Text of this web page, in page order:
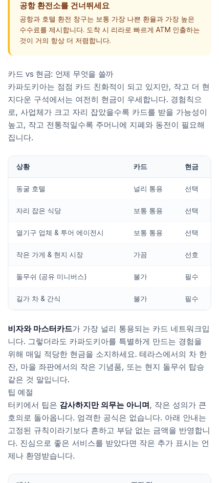
공항 환전소를 건너뛰세요
공항과 호텔 환전 창구는 보통 가장 나쁜 환율과 가장 높은
수수료를 제시합니다. 도착 시 리라로 빠르게 ATM 인출하는
것이 거의 항상 더 저렴합니다.
카드 vs 현금: 언제 무엇을 쓸까
카파도키아는 점점 카드 친화적이 되고 있지만, 작고 더 현
지다운 구석에서는 여전히 현금이 우세합니다. 경험칙으
로, 사업체가 크고 자리 잡았을수록 카드를 받을 가능성이
높고, 작고 전통적일수록 주머니에 지폐와 동전이 필요해
집니다.
상황 카드 현금
동굴 호텔 널리 통용 선택
자리 잡은 식당 보통 통용 선택
열기구 업체 & 투어 에이전시 보통 통용 선택
작은 가게 & 현지 시장 가끔 선호
돌무쉬 (공유 미니버스) 불가 필수
길가 차 & 간식 불가 필수
비자와 마스터카드가 가장 널리 통용되는 카드 네트워크입
니다. 그렇더라도 카파도키아를 특별하게 만드는 경험을
위해 매일 적당한 현금을 소지하세요. 테라스에서의 차 한
잔, 마을 좌판에서의 작은 기념품, 또는 현지 돌무쉬 탑승
같은 것 말입니다.
팁 예절
터키에서 팁은 감사하지만 의무는 아니며, 작은 성의가 큰
호의로 돌아옵니다. 엄격한 공식은 없습니다. 아래 안내는
고정된 규칙이라기보다 흔하고 부담 없는 금액을 반영합니
다. 진심으로 좋은 서비스를 받았다면 작은 추가 표시는 언
제나 환영받습니다.